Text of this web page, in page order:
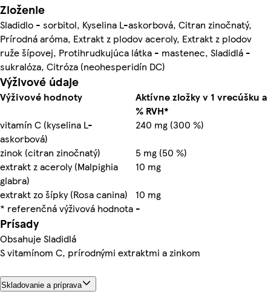
Zloženie
Sladidlo - sorbitol, Kyselina L-askorbová, Citran zinočnatý,
Prírodná aróma, Extrakt z plodov aceroly, Extrakt z plodov
ruže šípovej, Protihrudkujúca látka - mastenec, Sladidlá -
sukralóza, Citróza (neohesperidín DC)
Výživové údaje
Výživové hodnoty
Aktívne zložky v 1 vrecúšku a
% RVH*
vitamín C (kyselina L-
askorbová)
240 mg (300 %)
zinok (citran zinočnatý)
5 mg (50 %)
extrakt z aceroly (Malpighia
glabra)
10 mg
extrakt zo šípky (Rosa canina)
10 mg
* referenčná výživová hodnota -
Prísady
Obsahuje Sladidlá
S vitamínom C, prírodnými extraktmi a zinkom
Skladovanie a príprava